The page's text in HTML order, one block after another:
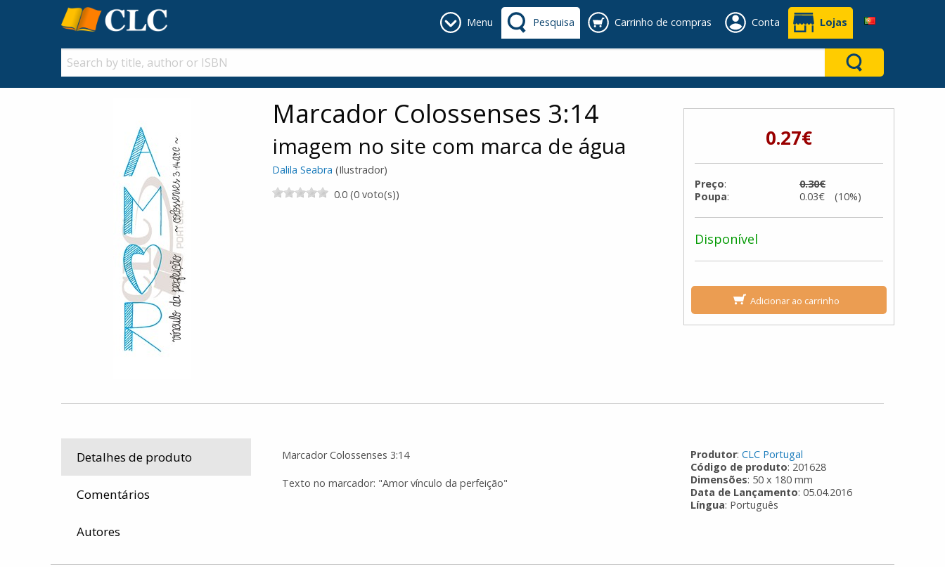
Menu Pesquisa Carrinho de compras Conta Lojas
Marcador Colossenses 3:14
imagem no site com marca de água
Dalila Seabra (Ilustrador)
0.0 (0 voto(s))
0.27€
Preço:
0.30€
Poupa: 0.03€ (10%)
Disponível
Adicionar ao carrinho
Detalhes de produto
Comentários
Autores
Marcador Colossenses 3:14
Texto no marcador: "Amor vínculo da perfeição"
Produtor:CLC Portugal
Código de produto: 201628
Dimensões: 50 x 180 mm
Data de Lançamento: 05.04.2016
Língua: Português